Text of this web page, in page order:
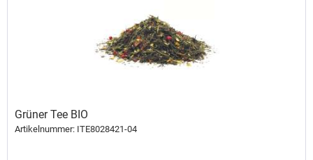
Grüner Tee BIO
Artikelnummer: ITE8028421-04